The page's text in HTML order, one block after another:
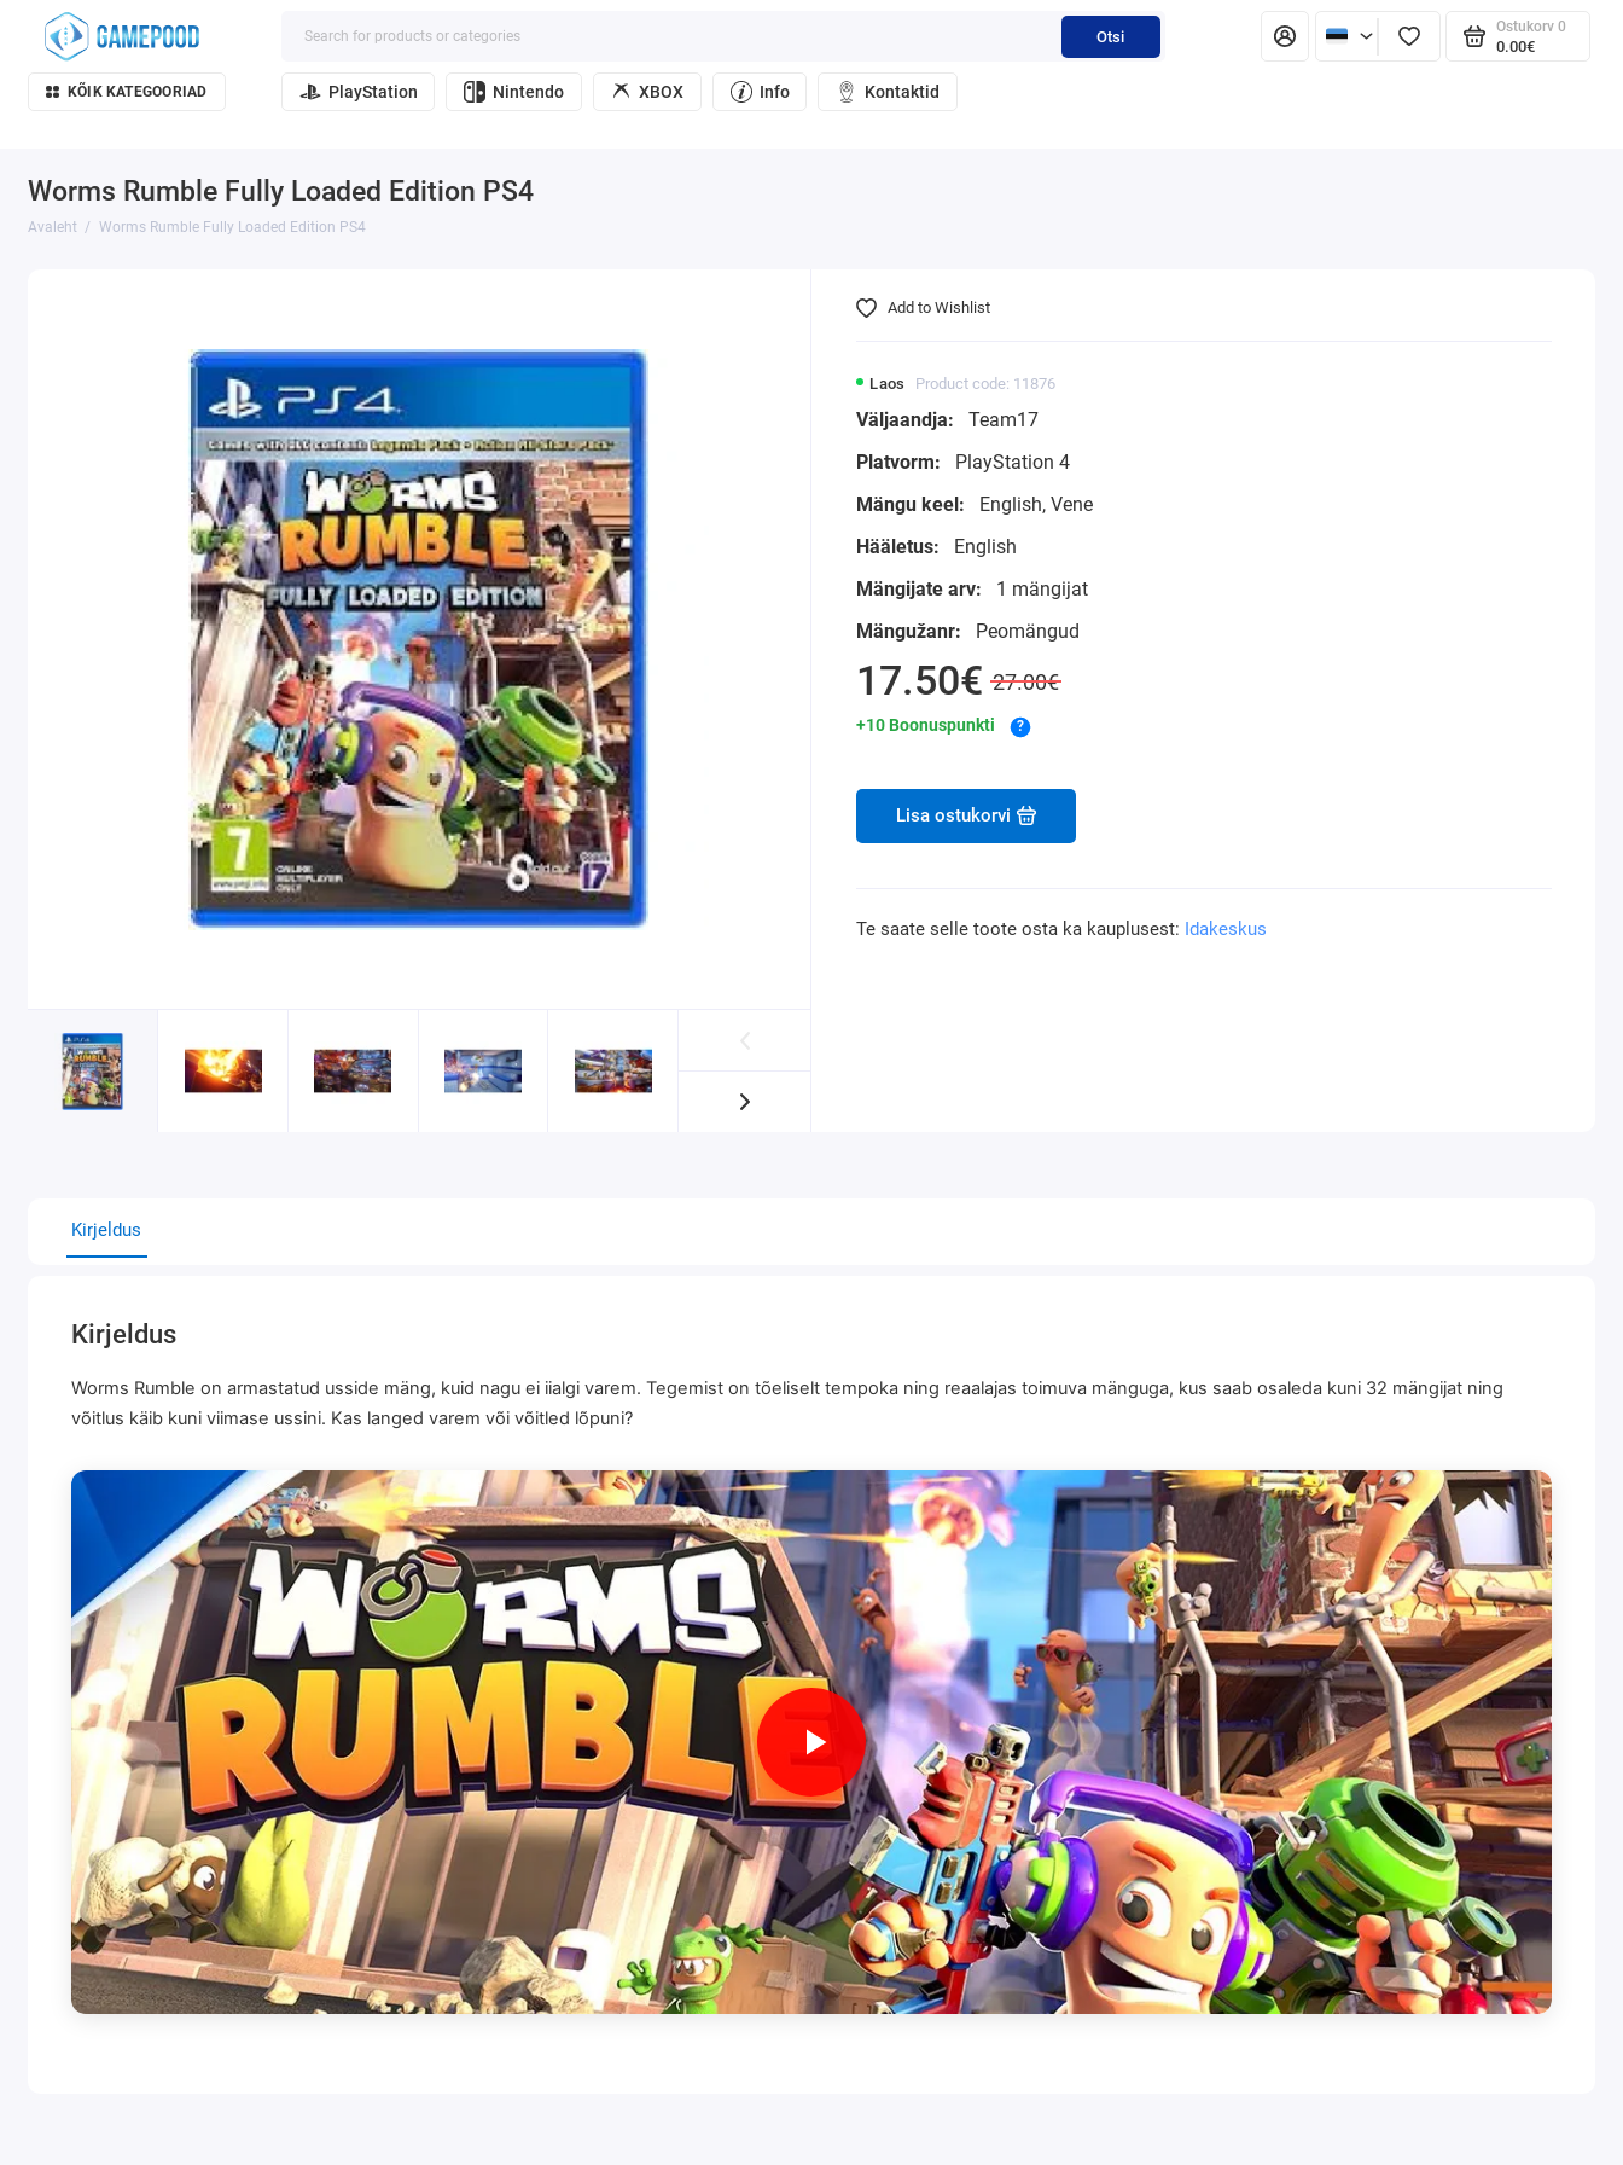
Otsi
Ostukorv 0
0.00€
KÕIK KATEGOORIAD PlayStation Nintendo XBOX Info Kontaktid
Worms Rumble Fully Loaded Edition PS4
Avaleht Worms Rumble Fully Loaded Edition PS4
Laos Product code: 11876
Väljaandja:
Team17
Platvorm:
PlayStation 4
Mängu keel:
English, Vene
Hääletus:
English
Mängijate arv:
1 mängijat
Mängužanr:
Peomängud
17.50€ 27.00€
+10 Boonuspunkti ?
Lisa ostukorvi
Add to Wishlist
Te saate selle toote osta ka kauplusest: Idakeskus
Kirjeldus
Kirjeldus
Worms Rumble on armastatud usside mäng, kuid nagu ei iialgi varem. Tegemist on tõeliselt tempoka ning reaalajas toimuva mänguga, kus saab osaleda kuni 32 mängijat ning
võitlus käib kuni viimase ussini. Kas langed varem või võitled lõpuni?